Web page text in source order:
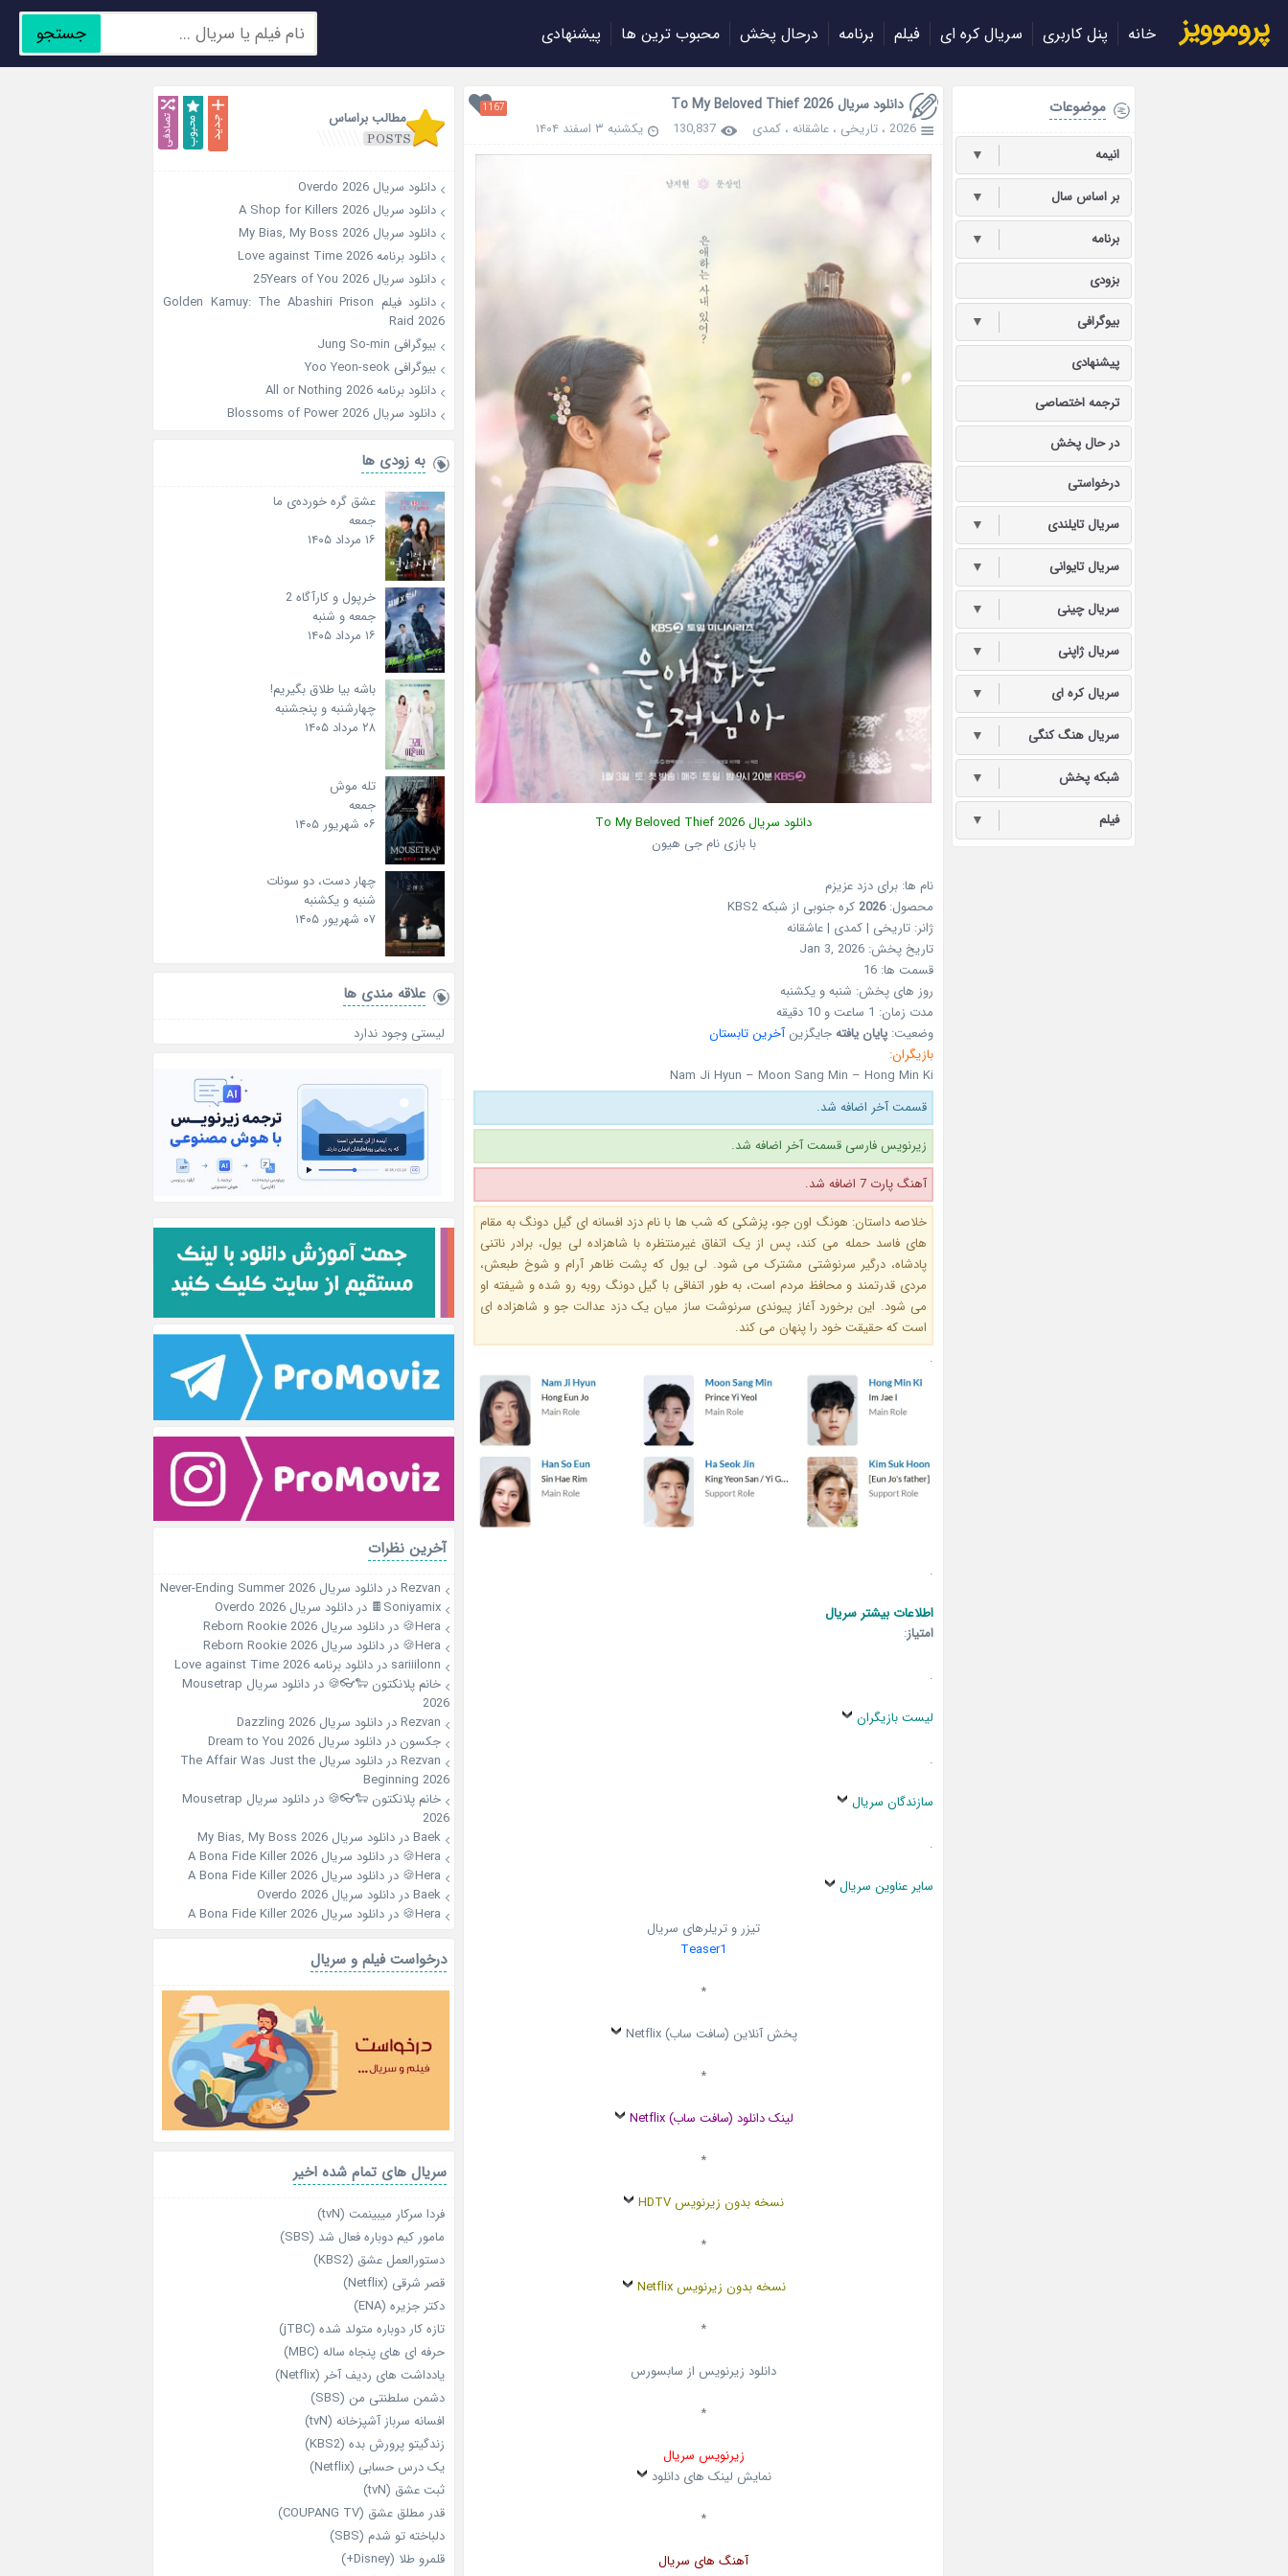
پروموویز خانه پنل کاربری سریال کره ای فیلم برنامه درحال پخش محبوب ترین ها پیشنهادی جستجو
دانلود سریال To My Beloved Thief 2026 1167
2026 ، تاریخی ، عاشقانه ، کمدی 130,837 یکشنبه ۳ اسفند ۱۴۰۴
دانلود سریال To My Beloved Thief2026
با بازی نام جی هیون
نام ها: برای دزد عزیزم
محصول:2026کره جنوبی از شبکهKBS2
ژانر: تاریخی | کمدی | عاشقانه
تاریخ پخش: Jan 3, 2026
قسمت ها: 16
روز های پخش: شنبه و یکشنبه
مدت زمان: 1 ساعت و 10 دقیقه
وضعیت: پایان یافتهجایگزینآخرین تابستان
بازیگران:
Nam Ji Hyun – Moon Sang Min – Hong Min Ki
قسمت آخر اضافه شد.
زیرنویس فارسی قسمت آخر اضافه شد.
آهنگ پارت 7 اضافه شد.
خلاصه داستان: هونگ اون جو، پزشکی که شب ها با نام دزد افسانه ای گیل دونگ به مقام
های فاسد حمله می کند، پس از یک اتفاق غیرمنتظره با شاهزاده لی یول، برادر ناتنی
پادشاه، درگیر سرنوشتی مشترک می شود. لی یول که پشت ظاهر آرام و شوخ طبعش،
مردی قدرتمند و محافظ مردم است، به طور اتفاقی با گیل دونگ روبه رو شده و شیفته او
می شود. این برخورد آغاز پیوندی سرنوشت ساز میان یک دزد عدالت جو و شاهزاده ای
است که حقیقت خود را پنهان می کند.
.
.
اطلاعات بیشتر سریال
امتیاز:
.
لیست بازیگران
.
سازندگان سریال
.
سایر عناوین سریال
تیزر و تریلرهای سریال
Teaser1
*
پخش آنلاین (سافت ساب) Netflix
*
لینک دانلود (سافت ساب) Netflix
*
نسخه بدون زیرنویس HDTV
*
نسخه بدون زیرنویس Netflix
*
دانلود زیرنویس از سابسورس
*
زیرنویس سریال
نمایش لینک های دانلود
*
آهنگ های سریال
موضوعات
انیمه ▼
بر اساس سال ▼
برنامه ▼
بزودی
بیوگرافی ▼
پیشنهادی
ترجمه اختصاصی
در حال پخش
درخواستی
سریال تایلندی ▼
سریال تایوانی ▼
سریال چینی ▼
سریال ژاپنی ▼
سریال کره ای ▼
سریال هنگ کنگی ▼
شبکه پخش ▼
فیلم ▼
مطالب براساس
دانلود سریال Overdo 2026
دانلود سریال A Shop for Killers 2026
دانلود سریال My Bias, My Boss 2026
دانلود برنامه Love against Time 2026
دانلود سریال 25Years of You 2026
دانلود فیلم Golden Kamuy: The Abashiri Prison
Raid 2026
بیوگرافی Jung So-min
بیوگرافی Yoo Yeon-seok
دانلود برنامه All or Nothing 2026
دانلود سریال Blossoms of Power 2026
به زودی ها
عشق گره خورده‌ی ما
جمعه
۱۶ مرداد ۱۴۰۵
خرپول و کارآگاه 2
جمعه و شنبه
۱۶ مرداد ۱۴۰۵
باشه بیا طلاق بگیریم!
چهارشنبه و پنجشنبه
۲۸ مرداد ۱۴۰۵
تله موش
جمعه
۰۶ شهریور ۱۴۰۵
چهار دست، دو سونات
شنبه و یکشنبه
۰۷ شهریور ۱۴۰۵
علاقه‌ مندی ها
لیستی وجود ندارد
آخرین نظرات
Rezvanدردانلود سریال Never-Ending Summer 2026
Soniyamix🍫
دردانلود سریال Overdo 2026
Hera🍪
دردانلود سریال Reborn Rookie 2026
Hera🍪
دردانلود سریال Reborn Rookie 2026
sariiilonn دردانلود برنامه Love against Time 2026
خانم پلانکتون 🐑👓🍪 در
دانلود سریال Mousetrap
2026
Rezvanدردانلود سریال Dazzling 2026
جکسون دردانلود سریال Dream to You 2026
Rezvanدر
دانلود سریال The Affair Was Just the
Beginning 2026
خانم پلانکتون 🐑👓🍪 در
دانلود سریال Mousetrap
2026
Baekدردانلود سریال My Bias, My Boss 2026
Hera🍪
دردانلود سریال A Bona Fide Killer 2026
Hera🍪
دردانلود سریال A Bona Fide Killer 2026
Baekدردانلود سریال Overdo 2026
Hera🍪
دردانلود سریال A Bona Fide Killer 2026
درخواست فیلم و سریال
سریال های تمام شده اخیر
فردا سرکار میبینمت (tvN)
مامور کیم دوباره فعال شد (SBS)
دستورالعمل عشق (KBS2)
قصر شرقی (Netflix)
دکتر جزیره (ENA)
تازه‌ کار دوباره‌ متولد شده (jTBC)
حرفه‌ ای‌ های پنجاه‌ ساله (MBC)
یادداشت‌ های ردیف آخر (Netflix)
دشمن سلطنتی من (SBS)
افسانه سرباز آشپزخانه (tvN)
زندگیتو پرورش بده (KBS2)
یک درس حسابی (Netflix)
ثبت عشق (tvN)
قدر مطلق عشق (COUPANG TV)
دلباخته تو شدم (SBS)
قلمرو طلا (Disney+)